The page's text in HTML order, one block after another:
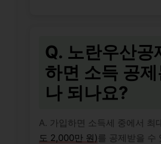
Q. 노란우산공
하면 소득 공
나 되나요?
A. 가입하면 소득세 중에서 최
도 2,000만 원)를 공제받을 수